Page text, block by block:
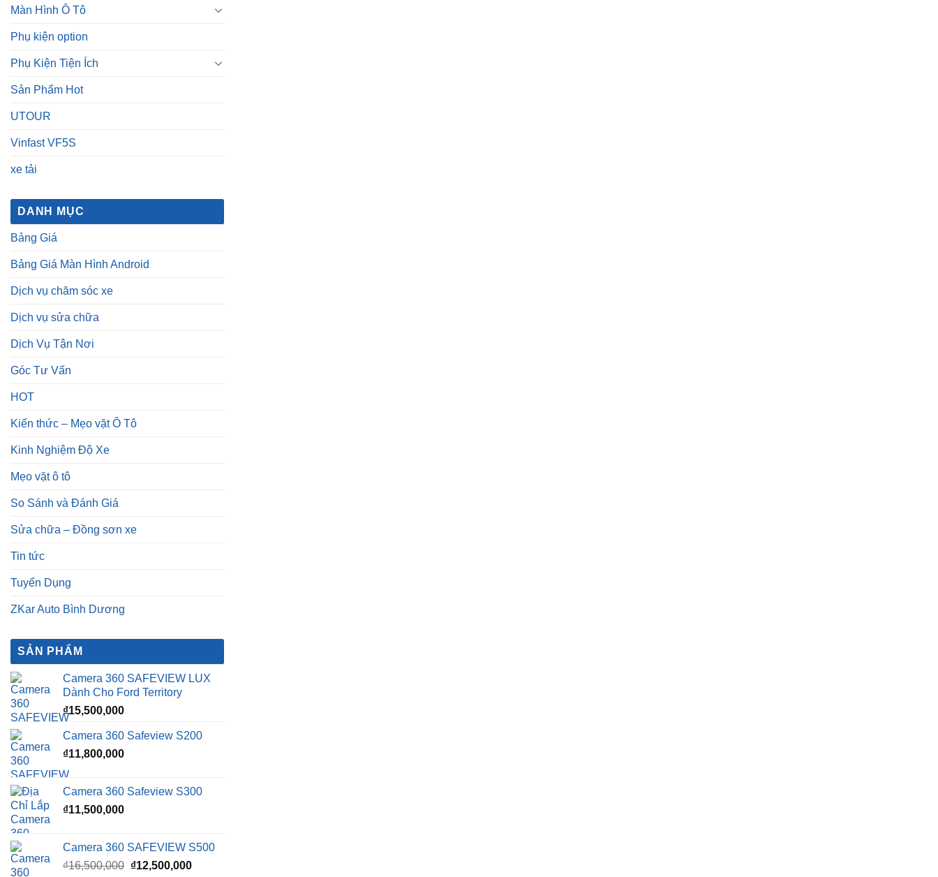
Màn Hình Ô Tô
Phụ kiện option
Phụ Kiện Tiện Ích
Sản Phẩm Hot
UTOUR
Vinfast VF5S
xe tải
DANH MỤC
Bảng Giá
Bảng Giá Màn Hình Android
Dịch vụ chăm sóc xe
Dịch vụ sửa chữa
Dịch Vụ Tận Nơi
Góc Tư Vấn
HOT
Kiến thức – Mẹo vặt Ô Tô
Kinh Nghiệm Độ Xe
Mẹo vặt ô tô
So Sánh và Đánh Giá
Sửa chữa – Đồng sơn xe
Tin tức
Tuyển Dụng
ZKar Auto Bình Dương
SẢN PHẨM
Camera 360 SAFEVIEW LUX
Dành Cho Ford Territory
₫15,500,000
Camera 360 Safeview S200
₫11,800,000
Camera 360 Safeview S300
₫11,500,000
Camera 360 SAFEVIEW S500
₫16,500,000 Giá
₫12,500,000Giá